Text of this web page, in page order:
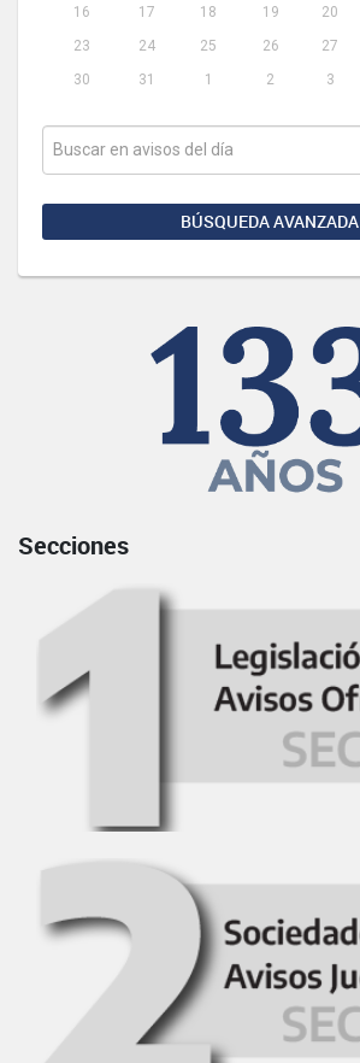
16
17 18 19 20
23
24 25 26 27
30
31 1 2 3
BÚSQUEDA AVANZADA
Secciones